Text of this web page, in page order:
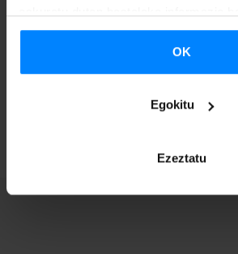
OK
Egokitu
Ezeztatu